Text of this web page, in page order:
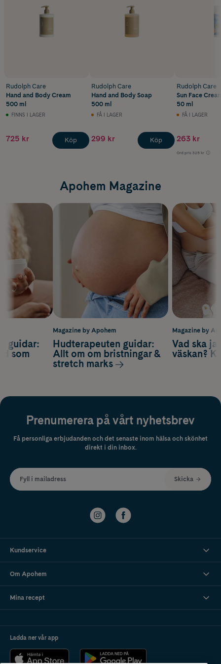
Rudolph Care
Hand and Body Cream
500 ml
FINNS I LAGER
725 kr Köp
Rudolph Care
Hand and Body Soap
500 ml
FÅ I LAGER
299 kr Köp
Rudolph Care
Sun Face
50 ml
FÅ I LAGER
263 kr
Ord.pris 325 kr
Apohem Magazine
Magazine by
Vad ska
väskan?
guidar:
som
Magazine by Apohem
Hudterapeuten guidar:
Allt om om bristningar &
stretch marks
Prenumerera på vårt nyhetsbrev
Få personliga erbjudanden och det senaste inom hälsa och skönhet
direkt i din inbox.
Fyll i mailadress Skicka
Kundservice
Om Apohem
Mina recept
Ladda ner vår app